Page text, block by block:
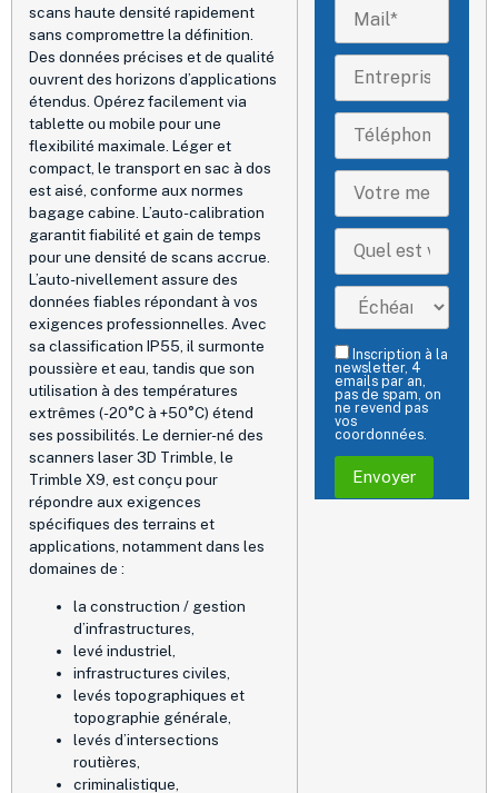
scans haute densité rapidement
sans compromettre la définition.
Des données précises et de qualité
ouvrent des horizons d’applications
étendus. Opérez facilement via
tablette ou mobile pour une
flexibilité maximale. Léger et
compact, le transport en sac à dos
est aisé, conforme aux normes
bagage cabine. L’auto-calibration
garantit fiabilité et gain de temps
pour une densité de scans accrue.
L’auto-nivellement assure des
données fiables répondant à vos
exigences professionnelles. Avec
sa classification IP55, il surmonte
poussière et eau, tandis que son
utilisation à des températures
extrêmes (-20°C à +50°C) étend
ses possibilités. Le dernier-né des
scanners laser 3D Trimble, le
Trimble X9, est conçu pour
répondre aux exigences
spécifiques des terrains et
applications, notamment dans les
domaines de :
la construction / gestion
d’infrastructures,
levé industriel,
infrastructures civiles,
levés topographiques et
topographie générale,
levés d’intersections
routières,
criminalistique,
Inscription à la
newsletter, 4
emails par an,
pas de spam, on
ne revend pas
vos
coordonnées.